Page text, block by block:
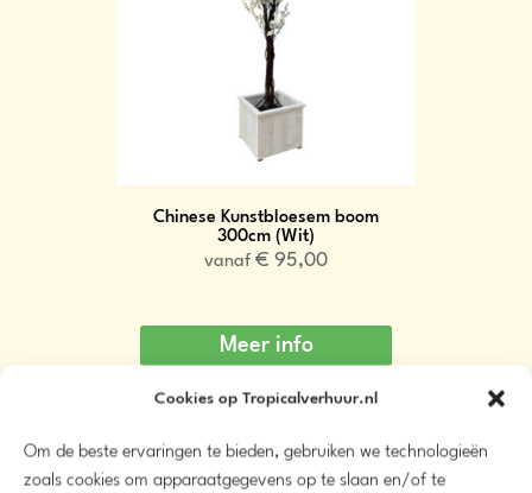
Cookies op Tropicalverhuur.nl
Om de beste ervaringen te bieden, gebruiken we technologieën
zoals cookies om apparaatgegevens op te slaan en/of te
Chinese Kunstbloesem boom
300cm (Wit)
vanaf € 95,00
Meer info
Beschikbaarheid